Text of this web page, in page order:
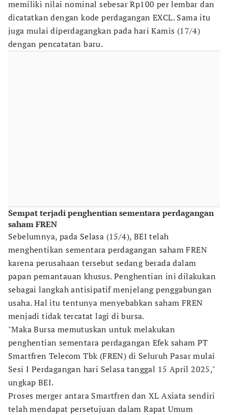
memiliki nilai nominal sebesar Rp100 per lembar dan
dicatatkan dengan kode perdagangan EXCL. Sama itu
juga mulai diperdagangkan pada hari Kamis (17/4)
dengan pencatatan baru.
Sempat terjadi penghentian sementara perdagangan
saham FREN
Sebelumnya, pada Selasa (15/4), BEI telah
menghentikan sementara perdagangan saham FREN
karena perusahaan tersebut sedang berada dalam
papan pemantauan khusus. Penghentian ini dilakukan
sebagai langkah antisipatif menjelang penggabungan
usaha. Hal itu tentunya menyebabkan saham FREN
menjadi tidak tercatat lagi di bursa.
"Maka Bursa memutuskan untuk melakukan
penghentian sementara perdagangan Efek saham PT
Smartfren Telecom Tbk (FREN) di Seluruh Pasar mulai
Sesi I Perdagangan hari Selasa tanggal 15 April 2025,"
ungkap BEI.
Proses merger antara Smartfren dan XL Axiata sendiri
telah mendapat persetujuan dalam Rapat Umum